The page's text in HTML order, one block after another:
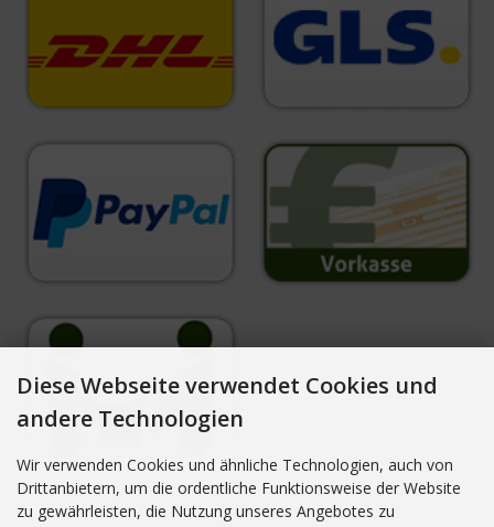
Diese Webseite verwendet Cookies und
andere Technologien
Wir verwenden Cookies und ähnliche Technologien, auch von
Drittanbietern, um die ordentliche Funktionsweise der Website
zu gewährleisten, die Nutzung unseres Angebotes zu